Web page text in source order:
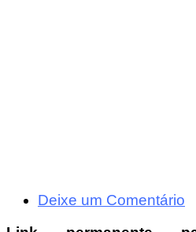
Deixe um Comentário